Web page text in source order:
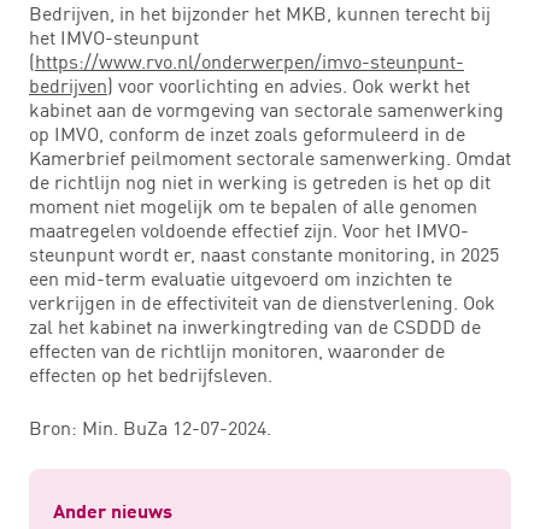
Bedrijven, in het bijzonder het MKB, kunnen terecht bij
het IMVO-steunpunt
(https://www.rvo.nl/onderwerpen/imvo-steunpunt-
bedrijven) voor voorlichting en advies. Ook werkt het
kabinet aan de vormgeving van sectorale samenwerking
op IMVO, conform de inzet zoals geformuleerd in de
Kamerbrief peilmoment sectorale samenwerking. Omdat
de richtlijn nog niet in werking is getreden is het op dit
moment niet mogelijk om te bepalen of alle genomen
maatregelen voldoende effectief zijn. Voor het IMVO-
steunpunt wordt er, naast constante monitoring, in 2025
een mid-term evaluatie uitgevoerd om inzichten te
verkrijgen in de effectiviteit van de dienstverlening. Ook
zal het kabinet na inwerkingtreding van de CSDDD de
effecten van de richtlijn monitoren, waaronder de
effecten op het bedrijfsleven.
Bron: Min. BuZa 12-07-2024.
Ander nieuws